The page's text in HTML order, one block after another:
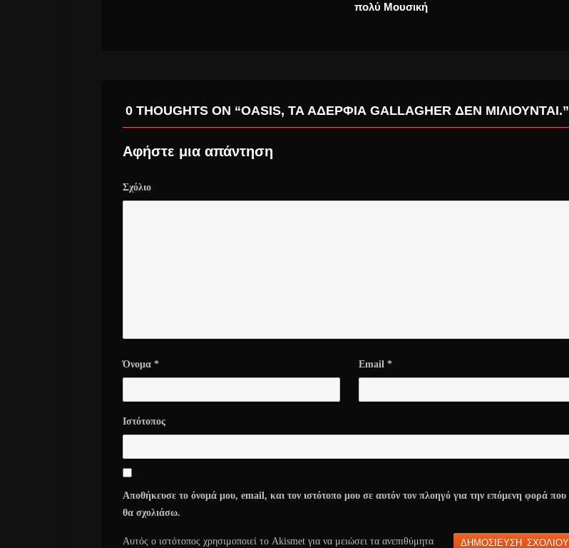
0 THOUGHTS ON “OASIS, ΤΑ ΑΔΈΡΦΙΑ GALLAGHER ΔΕΝ ΜΙΛΙΟΎΝΤΑΙ.”
Αφήστε μια απάντηση
Σχόλιο
Όνομα * Email *
Ιστότοπος
Αποθήκευσε το όνομά μου, email, και τον ιστότοπο μου σε αυτόν τον πλοηγό για την επόμενη φορά που
θα σχολιάσω.
Αυτός ο ιστότοπος χρησιμοποιεί το Akismet για να μειώσει τα ανεπιθύμητα